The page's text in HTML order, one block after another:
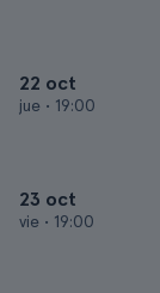
22 oct
jue • 19:00
23 oct
vie • 19:00